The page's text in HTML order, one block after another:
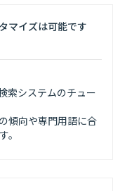
マイズは可能です
索システムのチュー
傾向や専門用語に合
。